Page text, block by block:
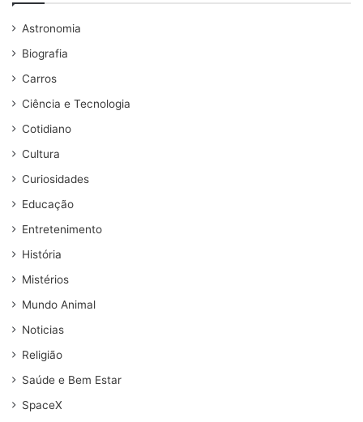
Astronomia
Biografia
Carros
Ciência e Tecnologia
Cotidiano
Cultura
Curiosidades
Educação
Entretenimento
História
Mistérios
Mundo Animal
Noticias
Religião
Saúde e Bem Estar
SpaceX